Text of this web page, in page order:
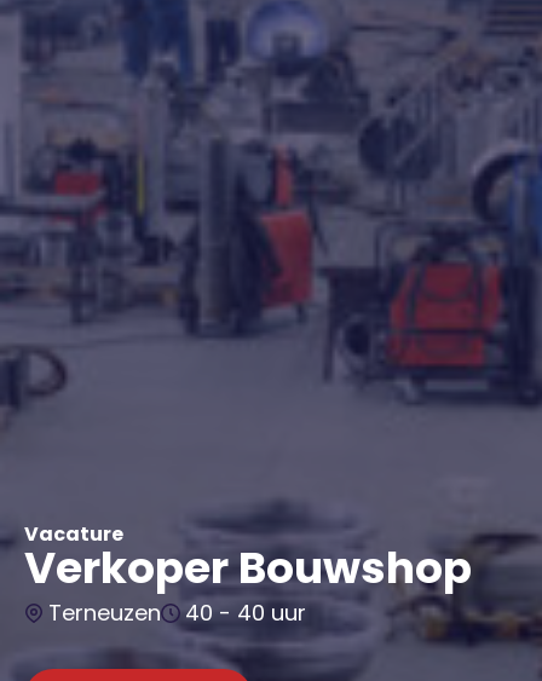
Vacature
Verkoper Bouwshop
Terneuzen 40 - 40 uur